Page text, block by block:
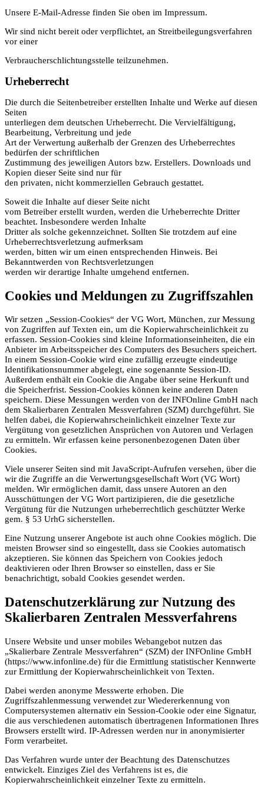
Unsere E-Mail-Adresse finden Sie oben im Impressum.
Wir sind nicht bereit oder verpflichtet, an Streitbeilegungsverfahren
vor einer
Verbraucherschlichtungsstelle teilzunehmen.
Urheberrecht
Die durch die Seitenbetreiber erstellten Inhalte und Werke auf diesen
Seiten
unterliegen dem deutschen Urheberrecht. Die Vervielfältigung,
Bearbeitung, Verbreitung und jede
Art der Verwertung außerhalb der Grenzen des Urheberrechtes
bedürfen der schriftlichen
Zustimmung des jeweiligen Autors bzw. Erstellers. Downloads und
Kopien dieser Seite sind nur für
den privaten, nicht kommerziellen Gebrauch gestattet.
Soweit die Inhalte auf dieser Seite nicht
vom Betreiber erstellt wurden, werden die Urheberrechte Dritter
beachtet. Insbesondere werden Inhalte
Dritter als solche gekennzeichnet. Sollten Sie trotzdem auf eine
Urheberrechtsverletzung aufmerksam
werden, bitten wir um einen entsprechenden Hinweis. Bei
Bekanntwerden von Rechtsverletzungen
werden wir derartige Inhalte umgehend entfernen.
Cookies und Meldungen zu Zugriffszahlen
Wir setzen „Session-Cookies“ der VG Wort, München, zur Messung
von Zugriffen auf Texten ein, um die Kopierwahrscheinlichkeit zu
erfassen. Session-Cookies sind kleine Informationseinheiten, die ein
Anbieter im Arbeitsspeicher des Computers des Besuchers speichert.
In einem Session-Cookie wird eine zufällig erzeugte eindeutige
Identifikationsnummer abgelegt, eine sogenannte Session-ID.
Außerdem enthält ein Cookie die Angabe über seine Herkunft und
die Speicherfrist. Session-Cookies können keine anderen Daten
speichern. Diese Messungen werden von der INFOnline GmbH nach
dem Skalierbaren Zentralen Messverfahren (SZM) durchgeführt. Sie
helfen dabei, die Kopierwahrscheinlichkeit einzelner Texte zur
Vergütung von gesetzlichen Ansprüchen von Autoren und Verlagen
zu ermitteln. Wir erfassen keine personenbezogenen Daten über
Cookies.
Viele unserer Seiten sind mit JavaScript-Aufrufen versehen, über die
wir die Zugriffe an die Verwertungsgesellschaft Wort (VG Wort)
melden. Wir ermöglichen damit, dass unsere Autoren an den
Ausschüttungen der VG Wort partizipieren, die die gesetzliche
Vergütung für die Nutzungen urheberrechtlich geschützter Werke
gem. § 53 UrhG sicherstellen.
Eine Nutzung unserer Angebote ist auch ohne Cookies möglich. Die
meisten Browser sind so eingestellt, dass sie Cookies automatisch
akzeptieren. Sie können das Speichern von Cookies jedoch
deaktivieren oder Ihren Browser so einstellen, dass er Sie
benachrichtigt, sobald Cookies gesendet werden.
Datenschutzerklärung zur Nutzung des
Skalierbaren Zentralen Messverfahrens
Unsere Website und unser mobiles Webangebot nutzen das
„Skalierbare Zentrale Messverfahren“ (SZM) der INFOnline GmbH
(https://www.infonline.de) für die Ermittlung statistischer Kennwerte
zur Ermittlung der Kopierwahrscheinlichkeit von Texten.
Dabei werden anonyme Messwerte erhoben. Die
Zugriffszahlenmessung verwendet zur Wiedererkennung von
Computersystemen alternativ ein Session-Cookie oder eine Signatur,
die aus verschiedenen automatisch übertragenen Informationen Ihres
Browsers erstellt wird. IP-Adressen werden nur in anonymisierter
Form verarbeitet.
Das Verfahren wurde unter der Beachtung des Datenschutzes
entwickelt. Einziges Ziel des Verfahrens ist es, die
Kopierwahrscheinlichkeit einzelner Texte zu ermitteln.